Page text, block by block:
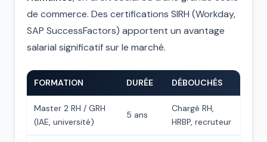
de commerce. Des certifications SIRH (Workday,
SAP SuccessFactors) apportent un avantage
salarial significatif sur le marché.
FORMATION DURÉE DÉBOUCHÉS
Master 2 RH / GRH
(IAE, université)
5 ans
Chargé RH,
HRBP, recruteur